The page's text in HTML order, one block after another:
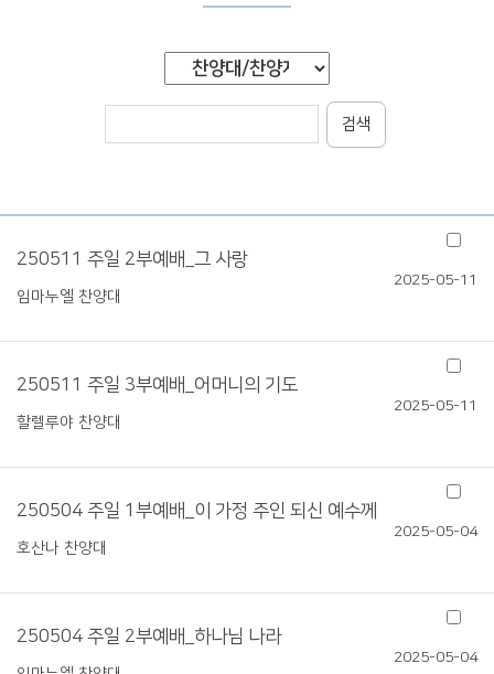
검색
250511 주일 2부예배_그 사랑
임마누엘 찬양대
2025-05-11
250511 주일 3부예배_어머니의 기도
할렐루야 찬양대
2025-05-11
250504 주일 1부예배_이 가정 주인 되신 예수께
호산나 찬양대
2025-05-04
250504 주일 2부예배_하나님 나라
2025-05-04